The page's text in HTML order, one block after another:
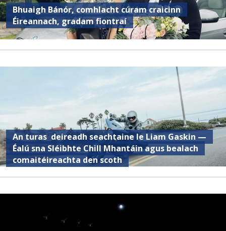
Bhuaigh Bánór, comhlacht cúram craicinn
Éireannach, gradam fiontraí
An turas deireadh seachtaine le Liam Gaskin —
Éalú sna Sléibhte Chill Mhantáin agus bealach
comaitéireachta den scoth